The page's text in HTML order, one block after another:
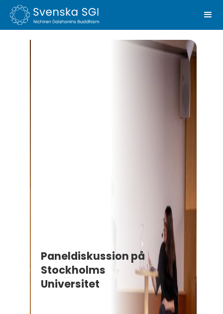
Paneldiskussion på
Stockholms
Universitet